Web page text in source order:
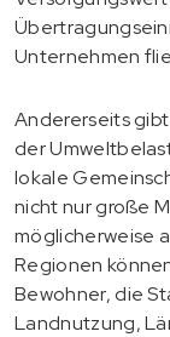
Unternehmen
Andererseits
der
lokale
nicht nur große
möglicherweise
Regionen
Bewohner, die
Landnutzung,